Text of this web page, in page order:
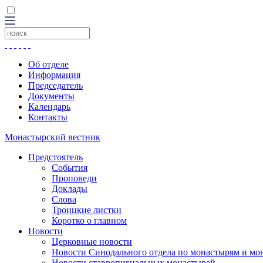
Об отделе
Информация
Председатель
Документы
Календарь
Контакты
Монастырский вестник
Предстоятель
События
Проповеди
Доклады
Слова
Троицкие листки
Коротко о главном
Новости
Церковные новости
Новости Синодального отдела по монастырям и